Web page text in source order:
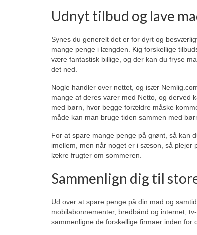
Udnyt tilbud og lave
Synes du generelt det er for dyrt og
mange penge i længden. Kig forskellige
være fantastisk billige, og der kan du fryse
det ned.
Nogle handler over nettet, og især
mange af deres varer med Netto, og derved
med børn, hvor begge forældre måske
måde kan man bruge tiden sammen med
For at spare mange penge på grønt, så kan
imellem, men når noget er i sæson, så plejer
lækre frugter om sommeren.
Sammenlign dig til
Ud over at spare penge på din mad og
mobilabonnementer, bredbånd og internet,
sammenligne de forskellige firmaer inden for